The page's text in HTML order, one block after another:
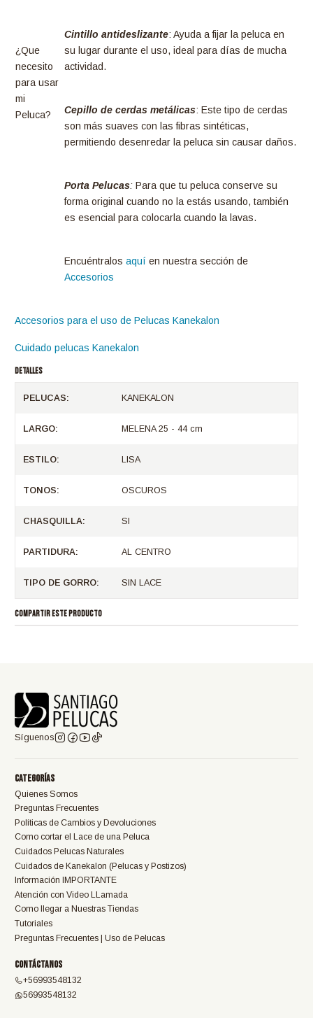
¿Que
necesito
para usar
mi
Peluca?
Cintillo antideslizante: Ayuda a fijar la peluca en
su lugar durante el uso, ideal para días de mucha
actividad.
Cepillo de cerdas metálicas: Este tipo de cerdas
son más suaves con las fibras sintéticas,
permitiendo desenredar la peluca sin causar daños.
Porta Pelucas: Para que tu peluca conserve su
forma original cuando no la estás usando, también
es esencial para colocarla cuando la lavas.
Encuéntralos aquí en nuestra sección de
Accesorios
Accesorios para el uso de Pelucas Kanekalon
Cuidado pelucas Kanekalon
DETALLES
PELUCAS: KANEKALON
LARGO: MELENA 25 - 44 cm
ESTILO: LISA
TONOS: OSCUROS
CHASQUILLA: SI
PARTIDURA: AL CENTRO
TIPO DE GORRO: SIN LACE
COMPARTIR ESTE PRODUCTO
Síguenos
Categorías
Quienes Somos
Preguntas Frecuentes
Políticas de Cambios y Devoluciones
Como cortar el Lace de una Peluca
Cuidados Pelucas Naturales
Cuidados de Kanekalon (Pelucas y Postizos)
Información IMPORTANTE
Atención con Video LLamada
Como llegar a Nuestras Tiendas
Tutoriales
Preguntas Frecuentes | Uso de Pelucas
Contáctanos
+56993548132
56993548132